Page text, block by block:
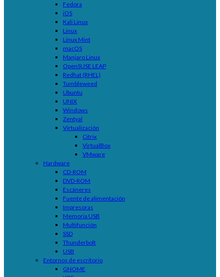
Fedora
iOS
Kali Linux
Linux
Linux Mint
macOS
Manjaro Linux
OpenSUSE LEAP
Redhat (RHEL)
Tumbleweed
Ubuntu
UNIX
Windows
Zentyal
Virtualización
Citrix
VirtualBox
VMware
Hardware
CD-ROM
DVD-ROM
Escáneres
Fuente de alimentación
Impresoras
Memoria USB
Multifunción
SSD
Thunderbolt
USB
Entornos de escritorio
GNOME